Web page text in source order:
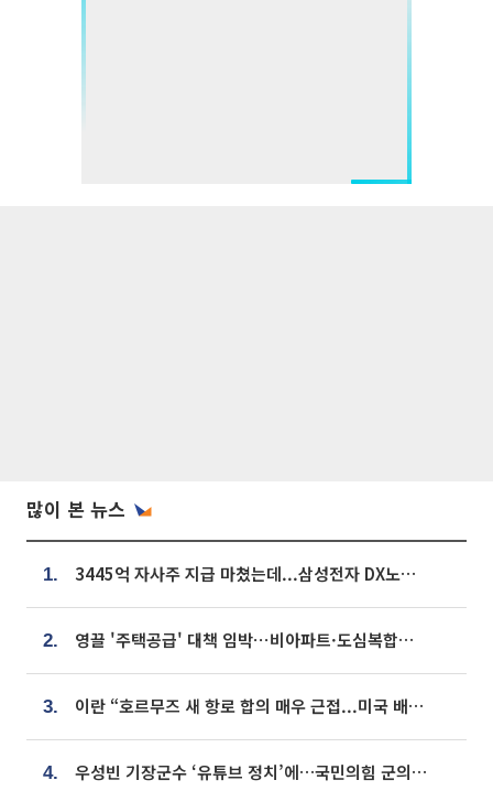
많이 본 뉴스
1. 3445억 자사주 지급 마쳤는데...삼성전자 DX노조, 뒤늦은 '떼쓰기 집회'
2. 영끌 '주택공급' 대책 임박⋯비아파트·도심복합까지 총동원
3. 이란 “호르무즈 새 항로 합의 매우 근접...미국 배상 먼저”
4. 우성빈 기장군수 ‘유튜브 정치’에…국민의힘 군의원들 집단 반발